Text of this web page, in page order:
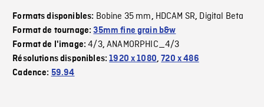
Formats disponibles: Bobine 35 mm, HDCAM SR, Digital Beta
Format de tournage:35mm fine grain b&w
Format de l'image:4/3,ANAMORPHIC_4/3
Résolutions disponibles:1920 x 1080,720 x 486
Cadence: 59.94